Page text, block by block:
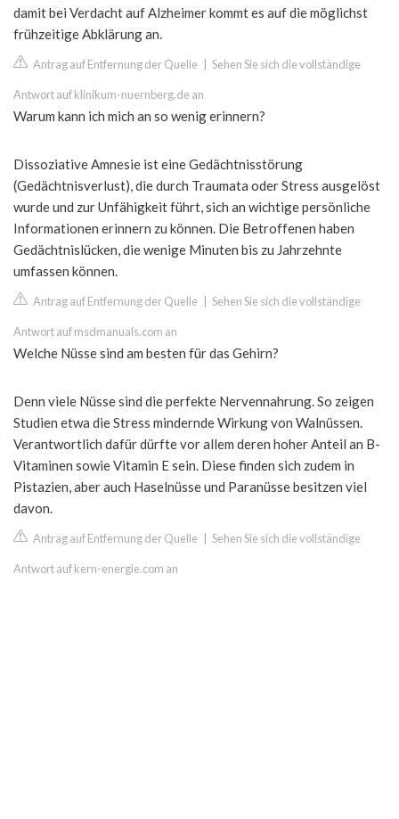
damit bei Verdacht auf Alzheimer kommt es auf die möglichst
frühzeitige Abklärung an.
Antrag auf Entfernung der Quelle Sehen Sie sich die vollständige
Antwort auf klinikum-nuernberg.de an
Warum kann ich mich an so wenig erinnern?
Dissoziative Amnesie ist eine Gedächtnisstörung
(Gedächtnisverlust), die durch Traumata oder Stress ausgelöst
wurde und zur Unfähigkeit führt, sich an wichtige persönliche
Informationen erinnern zu können. Die Betroffenen haben
Gedächtnislücken, die wenige Minuten bis zu Jahrzehnte
umfassen können.
Antrag auf Entfernung der Quelle Sehen Sie sich die vollständige
Antwort auf msdmanuals.com an
Welche Nüsse sind am besten für das Gehirn?
Denn viele Nüsse sind die perfekte Nervennahrung. So zeigen
Studien etwa die Stress mindernde Wirkung von Walnüssen.
Verantwortlich dafür dürfte vor allem deren hoher Anteil an B-
Vitaminen sowie Vitamin E sein. Diese finden sich zudem in
Pistazien, aber auch Haselnüsse und Paranüsse besitzen viel
davon.
Antrag auf Entfernung der Quelle Sehen Sie sich die vollständige
Antwort auf kern-energie.com an